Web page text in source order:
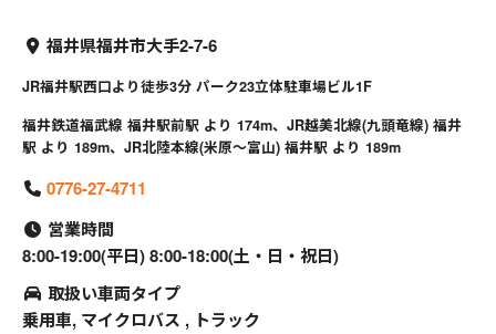
福井県福井市大手2-7-6
JR福井駅西口より徒歩3分 パーク23立体駐車場ビル1F
福井鉄道福武線 福井駅前駅 より 174m、JR越美北線(九頭竜線) 福井
駅 より 189m、JR北陸本線(米原～富山) 福井駅 より 189m
0776-27-4711
営業時間
8:00-19:00(平日) 8:00-18:00(土・日・祝日)
取扱い車両タイプ
乗用車, マイクロバス , トラック